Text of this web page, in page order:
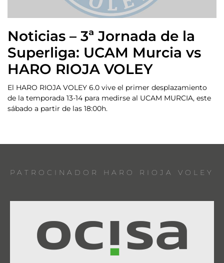
Noticias – 3ª Jornada de la
Superliga: UCAM Murcia vs
HARO RIOJA VOLEY
El HARO RIOJA VOLEY 6.0 vive el primer desplazamiento
de la temporada 13-14 para medirse al UCAM MURCIA, este
sábado a partir de las 18:00h.
PATROCINADOR HARO RIOJA VOLEY